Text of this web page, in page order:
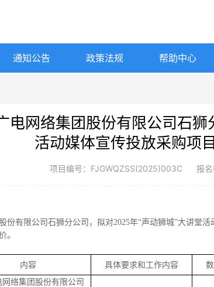
通知公告 政策法规 帮助中心
电网络集团股份有限公司石
活动媒体宣传投放采购项
项目编号：FJGWQZSS(2025)003C 报
股份有限公司石狮分公司，拟对2025年“声动狮城”大讲堂活
。
内容 具体要求和工作内容
络集团 股份有限公司